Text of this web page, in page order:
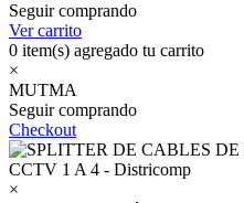
Seguir comprando
Ver carrito
0 item(s) agregado tu carrito
×
MUTMA
Seguir comprando
Checkout
×